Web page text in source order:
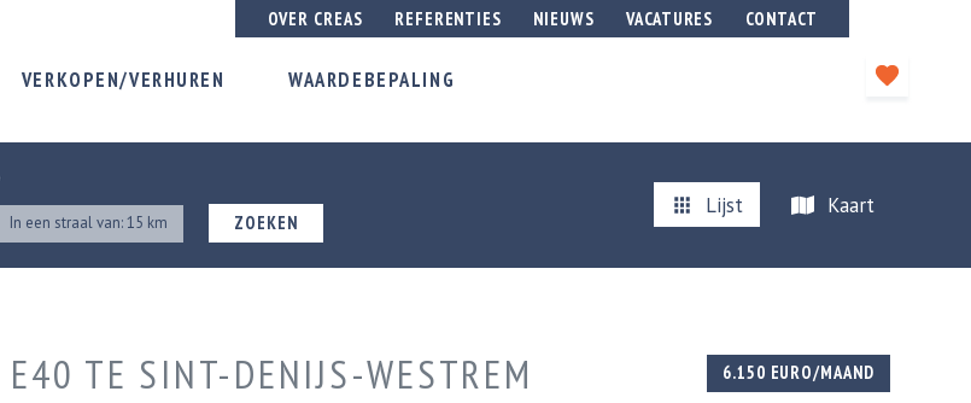
VERKOPEN/VERHUREN WAARDEBEPALING
OVER CREAS REFERENTIES NIEUWS VACATURES CONTACT
In een straal van: 15 km ZOEKEN
Lijst Kaart
TE SINT-DENIJS-WESTREM
6.150 EURO/MAAND